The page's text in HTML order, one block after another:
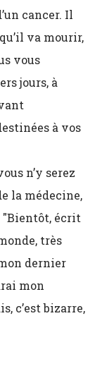
cancer. Il
va mourir,
vous
jours, à
à vos
n’y serez
la médecine,
"Bientôt, écrit
très
dernier
mon
c’est bizarre,